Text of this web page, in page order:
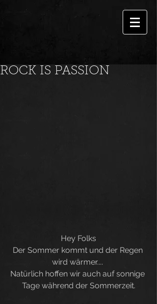
ROCK IS PASSION
Hey Folks
Der Sommer kommt und der Regen
wird wärmer....
Natürlich hoffen wir auch auf sonnige
Tage während der Sommerzeit.